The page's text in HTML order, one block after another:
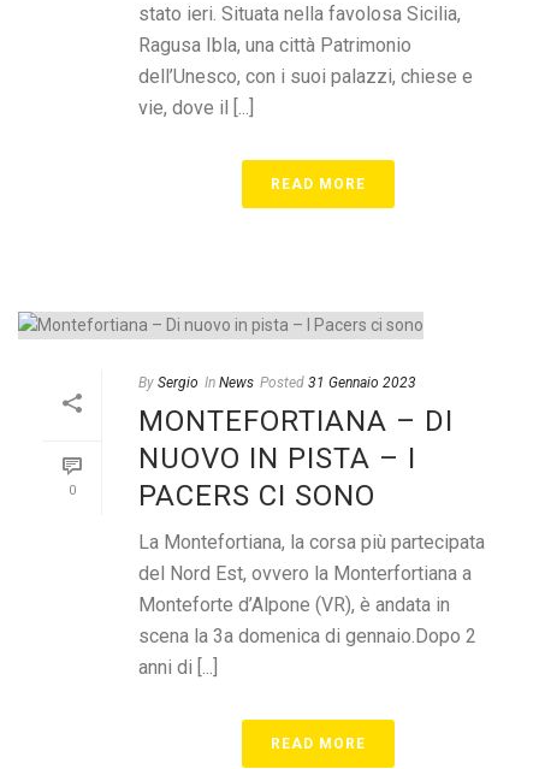
stato ieri. Situata nella favolosa Sicilia,
Ragusa Ibla, una città Patrimonio
dell’Unesco, con i suoi palazzi, chiese e
vie, dove il [...]
READ MORE
0
By Sergio In News Posted 31 Gennaio 2023
MONTEFORTIANA – DI
NUOVO IN PISTA – I
PACERS CI SONO
La Montefortiana, la corsa più partecipata
del Nord Est, ovvero la Monterfortiana a
Monteforte d’Alpone (VR), è andata in
scena la 3a domenica di gennaio.Dopo 2
anni di [...]
READ MORE